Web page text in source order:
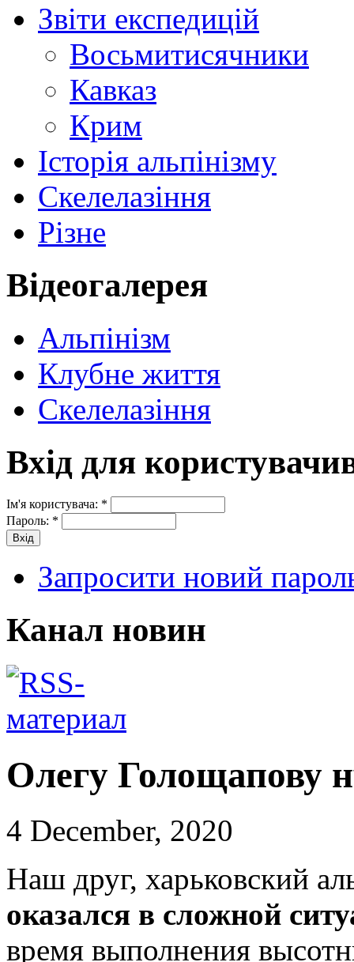
Звіти експедицій
Восьмитисячники
Кавказ
Крим
Історія альпінізму
Скелелазіння
Різне
Відеогалерея
Альпінізм
Клубне життя
Скелелазіння
Вхід для
Ім'я користувача: *
Пароль: *
Запросити новий
Канал новин
Олегу Голощапову
4 December, 2020
Наш друг, харьковский
оказался в сложной
время выполнения